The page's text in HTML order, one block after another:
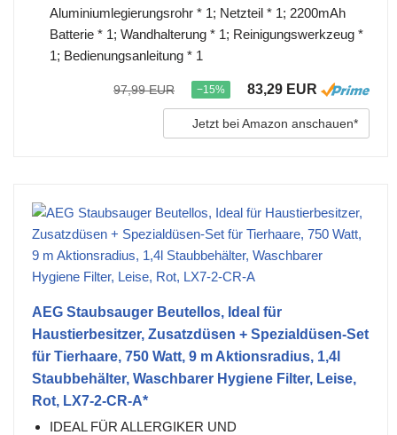
Aluminiumlegierungsrohr * 1; Netzteil * 1; 2200mAh
Batterie * 1; Wandhalterung * 1; Reinigungswerkzeug *
1; Bedienungsanleitung * 1
97,99 EUR −15% 83,29 EUR
Jetzt bei Amazon anschauen*
AEG Staubsauger Beutellos, Ideal für
Haustierbesitzer, Zusatzdüsen + Spezialdüsen-Set
für Tierhaare, 750 Watt, 9 m Aktionsradius, 1,4l
Staubbehälter, Waschbarer Hygiene Filter, Leise,
Rot, LX7-2-CR-A*
IDEAL FÜR ALLERGIKER UND